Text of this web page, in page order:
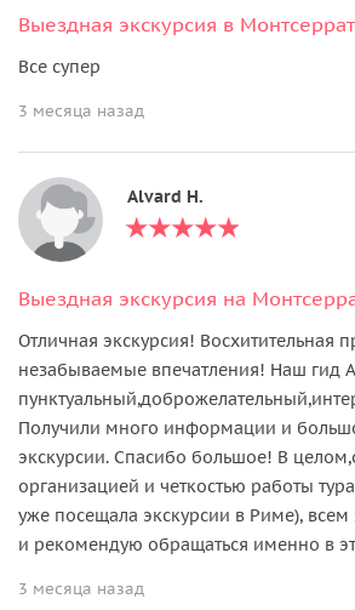
Выездная экскурсия в
Все супер
3 месяца назад
Alvard H.
Выездная экскурсия на
Отличная экскурсия! Восхитительная
незабываемые впечатления! Наш гид
Получили много информации и
экскурсии. Спасибо большое! В
организацией и четкостью работы
уже посещала экскурсии в Риме),
и рекомендую обращаться именно в
3 месяца назад